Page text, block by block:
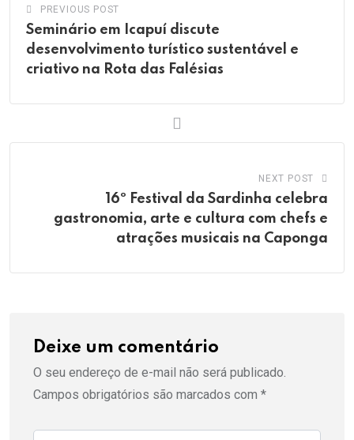
PREVIOUS POST
Seminário em Icapuí discute
desenvolvimento turístico sustentável e
criativo na Rota das Falésias
NEXT POST
16º Festival da Sardinha celebra
gastronomia, arte e cultura com chefs e
atrações musicais na Caponga
Deixe um comentário
O seu endereço de e-mail não será publicado.
Campos obrigatórios são marcados com *